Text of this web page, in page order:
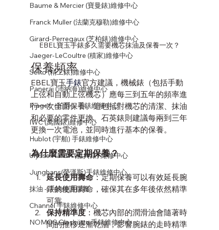
Baume & Mercier (寶曼錶)維修中心
Franck Muller (法蘭克穆勒)維修中心
Girard-Perregaux (芝柏錶)維修中心
Jaeger-LeCoultre (積家)維修中心
Seiko (精工錶)維修中心
Panerai (沛納海)維修中心
Piaget（伯爵）手錶維修中心
IWC (萬國錶)維修中心
Hublot (宇舶) 手錶維修中心
Ulysse Nardin (雅典錶) 維修中心
Junghans(榮漢斯)手錶維修中心
抹油 - 手錶維護保養
Channel 手錶維修中心
NOMOS Glashütte 手錶維修中心
EBEL寶玉手錶多久需要機芯抹油及保養一次？
保養頻率
EBEL寶玉手錶官方建議，機械錶（包括手動
上弦和自動上弦機芯）應每三到五年的頻率進
行一次全面保養。這包括對機芯的清潔、抹油
和必要的零件更換。石英錶則建議每兩到三年
更換一次電池，並同時進行基本的保養。
為什麼需要定期保養？
延長使用壽命：定期保養可以有效延長腕
錶的使用壽命，確保其在多年後依然精準
可靠。
保持精準度：機芯內部的潤滑油會隨著時
間的推移逐漸乾涸，影響腕錶的走時精準